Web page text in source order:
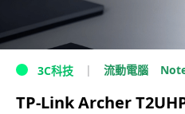
3C科技 流動電腦
TP-Link Archer